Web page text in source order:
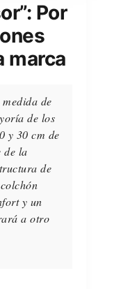
Por
marca
de
de los
y 30 cm de
de la
de
y un
a otro